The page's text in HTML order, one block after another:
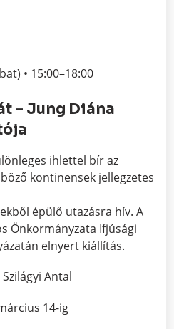
• 15:00–18:00
– Jung Diána
ihlettel bír az
kontinensek jellegzetes
épülő utazásra hív. A
Önkormányzata Ifjúsági
elnyert kiállítás.
Szilágyi Antal
14-ig